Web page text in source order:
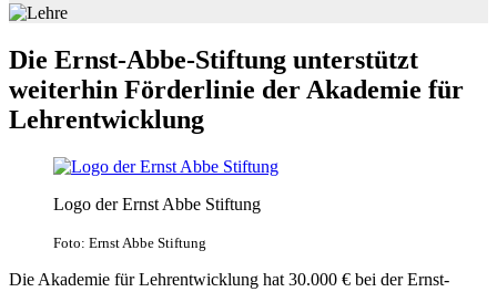
Die Ernst-Abbe-Stiftung unterstützt
weiterhin Förderlinie der Akademie für
Lehrentwicklung
Logo der Ernst Abbe Stiftung
Foto: Ernst Abbe Stiftung
Die Akademie für Lehrentwicklung hat 30.000 € bei der Ernst-